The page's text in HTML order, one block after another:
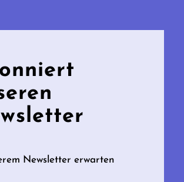
Newsletter erwarten